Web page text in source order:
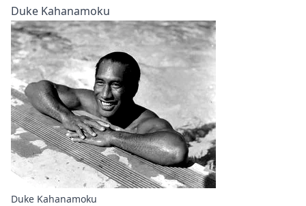
Duke Kahanamoku
Duke Kahanamoku